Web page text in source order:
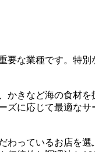
な業種です。特
きなど海の食材
に応じて最適なサ
わっているお店を選